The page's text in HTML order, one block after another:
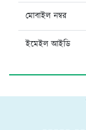
মোবাইল নম্বর
ইমেইল আইডি